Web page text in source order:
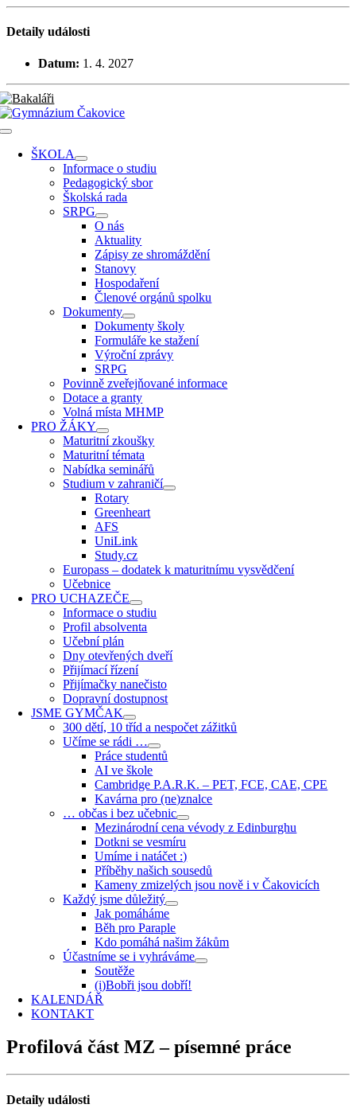
Přeskočit
na
Detaily události
Datum: 1. 4. 2027
Toggle
NavigationŠKOLA
Informace o studiu
Pedagogický sbor
Školská rada
SRPG
O nás
Aktuality
Zápisy ze shromáždění
Stanovy
Hospodaření
Členové orgánů spolku
Dokumenty
Dokumenty školy
Formuláře ke stažení
Výroční zprávy
SRPG
Povinně zveřejňované informace
Dotace a granty
Volná místa MHMP
PRO ŽÁKY
Maturitní zkoušky
Maturitní témata
Nabídka seminářů
Studium v zahraničí
Rotary
Greenheart
AFS
UniLink
Study.cz
Europass – dodatek k maturitnímu vysvědčení
Učebnice
PRO UCHAZEČE
Informace o studiu
Profil absolventa
Učební plán
Dny otevřených dveří
Přijímací řízení
Přijímačky nanečisto
Dopravní dostupnost
JSME GYMČAK
300 dětí, 10 tříd a nespočet zážitků
Učíme se rádi …
Práce studentů
AI ve škole
Cambridge P.A.R.K. – PET, FCE, CAE, CPE
Kavárna pro (ne)znalce
… občas i bez učebnic
Mezinárodní cena vévody z Edinburghu
Dotkni se vesmíru
Umíme i natáčet :)
Příběhy našich sousedů
Kameny zmizelých jsou nově i v Čakovicích
Každý jsme důležitý
Jak pomáháme
Běh pro Paraple
Kdo pomáhá našim žákům
Účastníme se i vyhráváme
Soutěže
(i)Bobři jsou dobří!
KALENDÁŘ
KONTAKT
Profilová část MZ – písemné práce
Detaily události